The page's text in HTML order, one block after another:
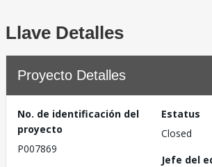
Llave Detalles
Proyecto Detalles
No. de identificación del
proyecto
P007869
Estatus
Closed
Jefe del